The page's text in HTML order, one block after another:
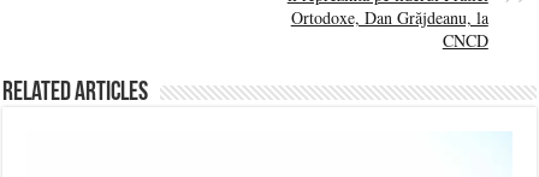
Ortodoxe, Dan Grăjdeanu, la
CNCD
Related Articles